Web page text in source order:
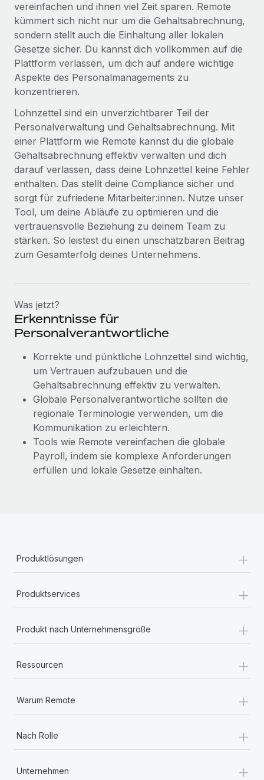
vereinfachen und ihnen viel Zeit sparen. Remote
kümmert sich nicht nur um die Gehaltsabrechnung,
sondern stellt auch die Einhaltung aller lokalen
Gesetze sicher. Du kannst dich vollkommen auf die
Plattform verlassen, um dich auf andere wichtige
Aspekte des Personalmanagements zu
konzentrieren.
Lohnzettel sind ein unverzichtbarer Teil der
Personalverwaltung und Gehaltsabrechnung. Mit
einer Plattform wie Remote kannst du die globale
Gehaltsabrechnung effektiv verwalten und dich
darauf verlassen, dass deine Lohnzettel keine Fehler
enthalten. Das stellt deine Compliance sicher und
sorgt für zufriedene Mitarbeiter:innen. Nutze unser
Tool, um deine Abläufe zu optimieren und die
vertrauensvolle Beziehung zu deinem Team zu
stärken. So leistest du einen unschätzbaren Beitrag
zum Gesamterfolg deines Unternehmens.
Was jetzt?
Erkenntnisse für
Personalverantwortliche
Korrekte und pünktliche Lohnzettel sind wichtig,
um Vertrauen aufzubauen und die
Gehaltsabrechnung effektiv zu verwalten.
Globale Personalverantwortliche sollten die
regionale Terminologie verwenden, um die
Kommunikation zu erleichtern.
Tools wie Remote vereinfachen die globale
Payroll, indem sie komplexe Anforderungen
erfüllen und lokale Gesetze einhalten.
Produktlösungen +
Produktservices +
Produkt nach Unternehmensgröße +
Ressourcen +
Warum Remote +
Nach Rolle +
Unternehmen +